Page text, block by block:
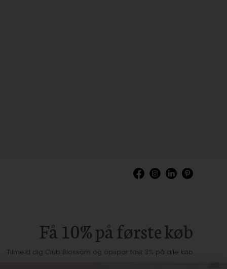
Få 10% på første køb
Tilmeld dig Club Blossom og opspar fast 3% på alle køb